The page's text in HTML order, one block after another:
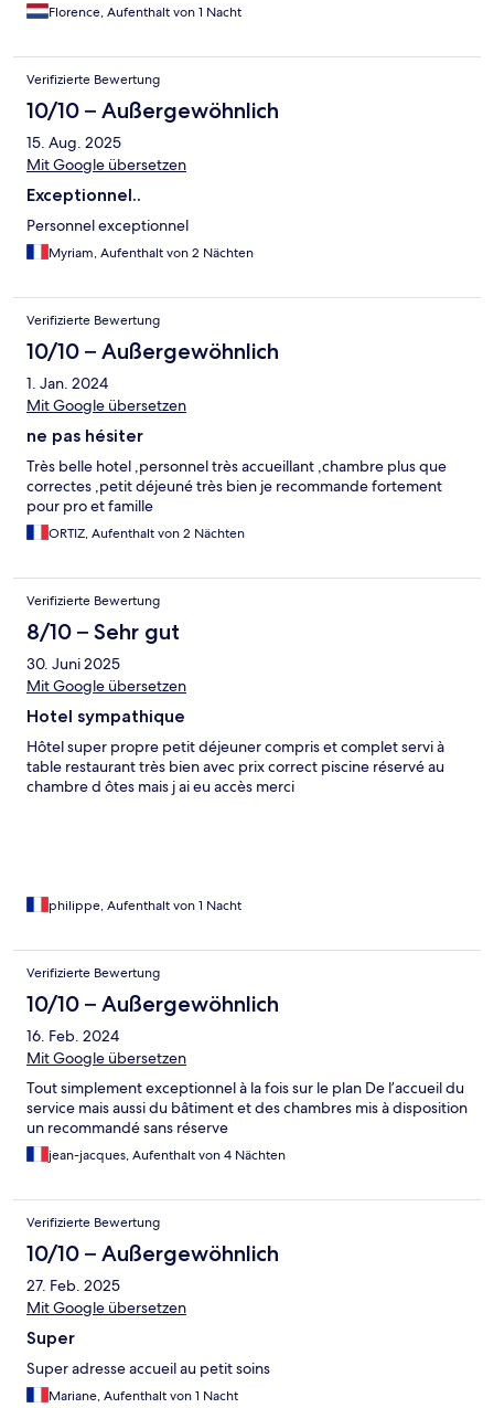
Florence, Aufenthalt von 1 Nacht
Verifizierte Bewertung
10/10 – Außergewöhnlich
15. Aug. 2025
Mit Google übersetzen
Exceptionnel..
Personnel exceptionnel
Myriam, Aufenthalt von 2 Nächten
Verifizierte Bewertung
10/10 – Außergewöhnlich
1. Jan. 2024
Mit Google übersetzen
ne pas hésiter
Très belle hotel ,personnel très accueillant ,chambre plus que
correctes ,petit déjeuné très bien je recommande fortement
pour pro et famille
ORTIZ, Aufenthalt von 2 Nächten
Verifizierte Bewertung
8/10 – Sehr gut
30. Juni 2025
Mit Google übersetzen
Hotel sympathique
Hôtel super propre petit déjeuner compris et complet servi à
table restaurant très bien avec prix correct piscine réservé au
chambre d ôtes mais j ai eu accès merci
philippe, Aufenthalt von 1 Nacht
Verifizierte Bewertung
10/10 – Außergewöhnlich
16. Feb. 2024
Mit Google übersetzen
Tout simplement exceptionnel à la fois sur le plan De l’accueil du
service mais aussi du bâtiment et des chambres mis à disposition
un recommandé sans réserve
jean-jacques, Aufenthalt von 4 Nächten
Verifizierte Bewertung
10/10 – Außergewöhnlich
27. Feb. 2025
Mit Google übersetzen
Super
Super adresse accueil au petit soins
Mariane, Aufenthalt von 1 Nacht